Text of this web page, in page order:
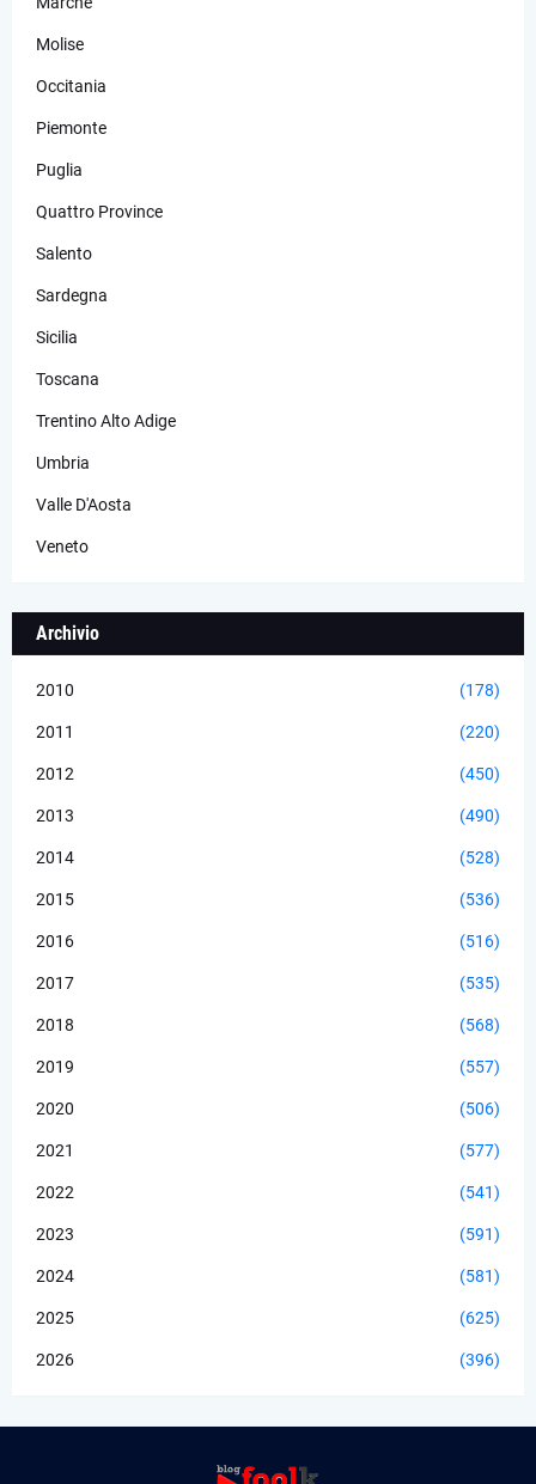
Molise
Occitania
Piemonte
Puglia
Quattro Province
Salento
Sardegna
Sicilia
Toscana
Trentino Alto Adige
Umbria
Valle D'Aosta
Veneto
Archivio
2010 (178)
2011 (220)
2012 (450)
2013 (490)
2014 (528)
2015 (536)
2016 (516)
2017 (535)
2018 (568)
2019 (557)
2020 (506)
2021 (577)
2022 (541)
2023 (591)
2024 (581)
2025 (625)
2026 (396)